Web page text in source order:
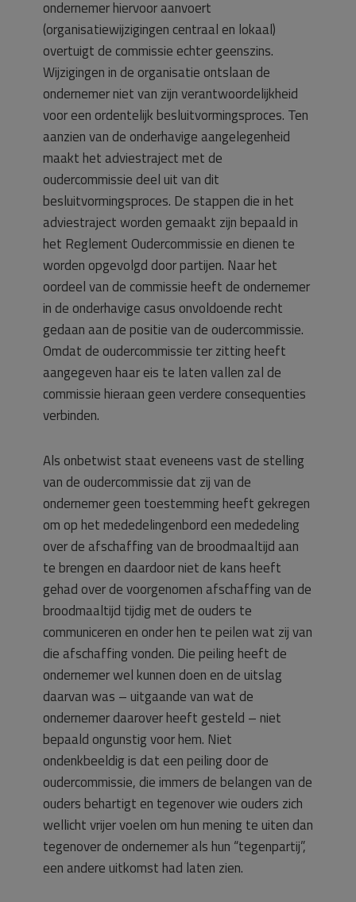
ondernemer hiervoor aanvoert
(organisatiewijzigingen centraal en lokaal)
overtuigt de commissie echter geenszins.
Wijzigingen in de organisatie ontslaan de
ondernemer niet van zijn verantwoordelijkheid
voor een ordentelijk besluitvormingsproces. Ten
aanzien van de onderhavige aangelegenheid
maakt het adviestraject met de
oudercommissie deel uit van dit
besluitvormingsproces. De stappen die in het
adviestraject worden gemaakt zijn bepaald in
het Reglement Oudercommissie en dienen te
worden opgevolgd door partijen. Naar het
oordeel van de commissie heeft de ondernemer
in de onderhavige casus onvoldoende recht
gedaan aan de positie van de oudercommissie.
Omdat de oudercommissie ter zitting heeft
aangegeven haar eis te laten vallen zal de
commissie hieraan geen verdere consequenties
verbinden.
Als onbetwist staat eveneens vast de stelling
van de oudercommissie dat zij van de
ondernemer geen toestemming heeft gekregen
om op het mededelingenbord een mededeling
over de afschaffing van de broodmaaltijd aan
te brengen en daardoor niet de kans heeft
gehad over de voorgenomen afschaffing van de
broodmaaltijd tijdig met de ouders te
communiceren en onder hen te peilen wat zij van
die afschaffing vonden. Die peiling heeft de
ondernemer wel kunnen doen en de uitslag
daarvan was – uitgaande van wat de
ondernemer daarover heeft gesteld – niet
bepaald ongunstig voor hem. Niet
ondenkbeeldig is dat een peiling door de
oudercommissie, die immers de belangen van de
ouders behartigt en tegenover wie ouders zich
wellicht vrijer voelen om hun mening te uiten dan
tegenover de ondernemer als hun “tegenpartij”,
een andere uitkomst had laten zien.